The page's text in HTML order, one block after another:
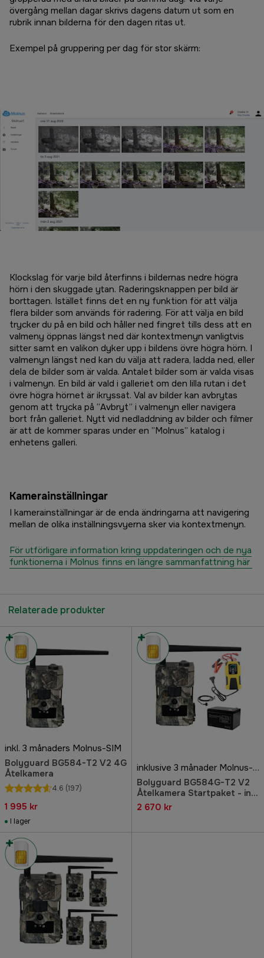
övergång mellan dagar skrivs dagens datum ut som en
rubrik innan bilderna för den dagen ritas ut.
Exempel på gruppering per dag för stor skärm:
Klockslag för varje bild återfinns i bildernas nedre högra
hörn i den skuggade ytan. Raderingsknappen per bild är
borttagen. Istället finns det en ny funktion för att välja
flera bilder som används för radering. För att välja en bild
trycker du på en bild och håller ned fingret tills dess att en
valmeny öppnas längst ned där kontextmenyn vanligtvis
sitter samt en valikon dyker upp i bildens övre högra hörn. I
valmenyn längst ned kan du välja att radera, ladda ned, eller
dela de bilder som är valda. Antalet bilder som är valda visas
i valmenyn. En bild är vald i galleriet om den lilla rutan i det
övre högra hörnet är ikryssat. Val av bilder kan avbrytas
genom att trycka på ”Avbryt” i valmenyn eller navigera
bort från galleriet. Nytt vid nedladdning av bilder och filmer
är att de kommer sparas under en ”Molnus” katalog i
enhetens galleri.
Kamerainställningar
I kamerainställningar är de enda ändringarna att navigering
mellan de olika inställningsvyerna sker via kontextmenyn.
För utförligare information kring uppdateringen och de nya
funktionerna i Molnus finns en längre sammanfattning här
Relaterade produkter
inkl. 3 månaders Molnus-SIM
Bolyguard BG584-T2 V2 4G
Åtelkamera
4.6 (197)
1 995 kr
I lager
inklusive 3 månader Molnus-SIM
Bolyguard BG584G-T2 V2
Åtelkamera Startpaket - inkl
3 månader Molnus-SIM
2 670 kr